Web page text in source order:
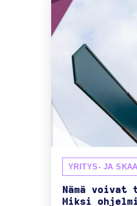
YRITYS- JA
Nämä
Miksi